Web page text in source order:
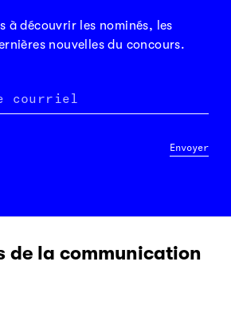
à découvrir les nominés, les
nouvelles du concours.
courriel
Envoyer
de la communication